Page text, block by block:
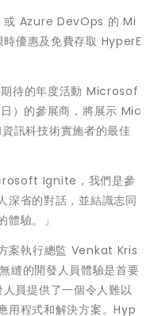
Azure DevOps 的 Mi
時優惠及免費存取 HyperE
待的年度活動 Microsof
）的參展商，將展示 Mic
訊科技術實施者的最佳
Ignite，我們是參
深省的對話，並結識志同
驗。」
案執行總監 Venkat Kris
縫的開發人員體驗是首要
員提供了一個令人難以
用程式和解決方案。Hyp